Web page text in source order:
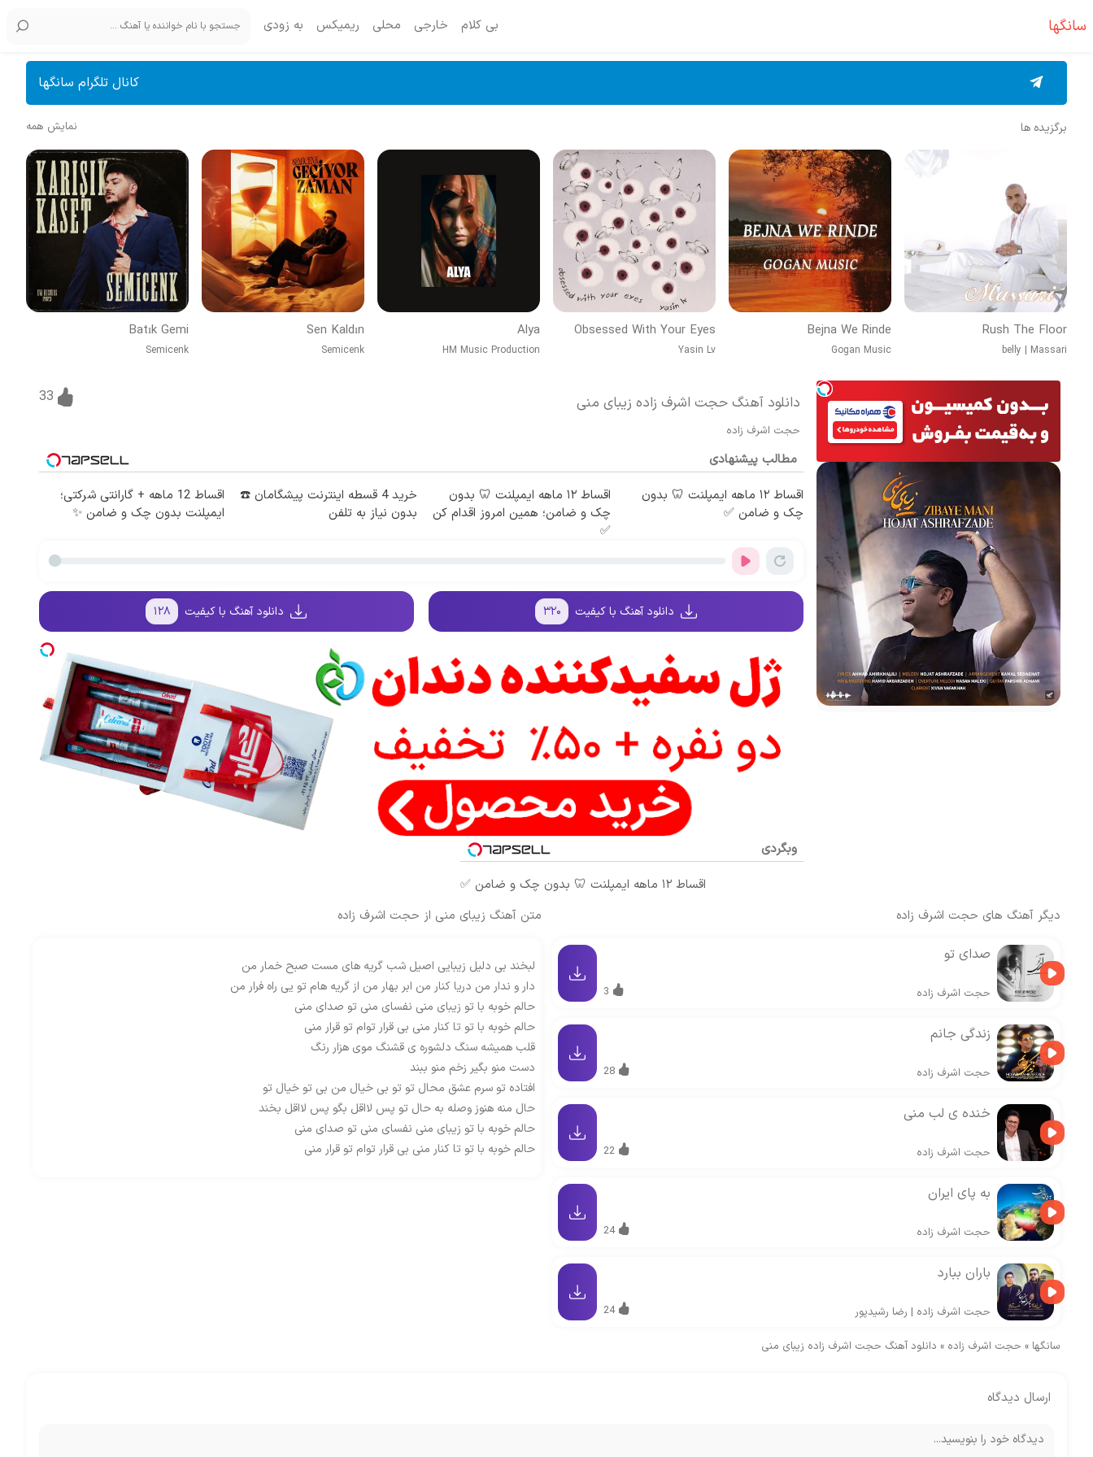
سانگها بی کلام خارجی محلی ریمیکس به زودی
کانال تلگرام سانگها
برگزیده ها نمایش همه
Rush The Floor
belly | Massari
Bejna We Rinde
Gogan Music
Obsessed With Your Eyes
Yasin Lv
Alya
HM Music Production
Sen Kaldın
Semicenk
Batık Gemi
Semicenk
دانلود آهنگ حجت اشرف زاده زیبای منی
حجت اشرف زاده
33
مطالب پیشنهادی
اقساط ۱۲ ماهه ایمپلنت 🦷 بدون
چک و ضامن ✅
اقساط ۱۲ ماهه ایمپلنت 🦷 بدون
چک و ضامن؛ همین امروز اقدام کن
✅
خرید 4 قسطه اینترنت پیشگامان ☎️
بدون نیاز به تلفن
اقساط 12 ماهه + گارانتی شرکتی؛
ایمپلنت بدون چک و ضامن ✨
دانلود آهنگ با کیفیت ۳۲۰ دانلود آهنگ با کیفیت ۱۲۸
وبگردی
اقساط ۱۲ ماهه ایمپلنت 🦷 بدون چک و ضامن ✅
متن آهنگ زیبای منی از حجت اشرف زاده
لبخند بی دلیل زیبایی اصیل شب گریه های مست صبح خمار من
دار و ندار من دریا کنار من ابر بهار من از گریه هام تو یی راه فرار من
حالم خوبه با تو زیبای منی نفسای منی تو صدای منی
حالم خوبه با تو تا کنار منی بی قرار توام تو قرار منی
قلب همیشه سنگ دلشوره ی قشنگ موی هزار رنگ
دست منو بگیر زخم منو ببند
افتاده تو سرم عشق محال تو تو بی خیال من بی تو خیال تو
حال منه هنوز وصله به حال تو پس لااقل بگو پس لااقل بخند
حالم خوبه با تو زیبای منی نفسای منی تو صدای منی
حالم خوبه با تو تا کنار منی بی قرار توام تو قرار منی
دیگر آهنگ های حجت اشرف زاده
صدای تو
حجت اشرف زاده 3
زندگی جانم
حجت اشرف زاده 28
خنده ی لب منی
حجت اشرف زاده 22
به پای ایران
حجت اشرف زاده 24
باران ببارد
حجت اشرف زاده | رضا رشیدپور 24
سانگها » حجت اشرف زاده » دانلود آهنگ حجت اشرف زاده زیبای منی
ارسال دیدگاه